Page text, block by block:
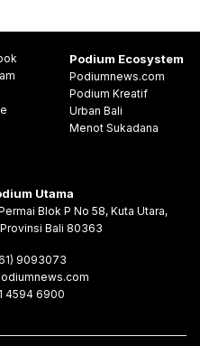
Podium Ecosystem
Podiumnews.com
Podium Kreatif
Urban Bali
Menot Sukadana
Utama
Blok P No 58, Kuta Utara,
Bali 80363
9093073
4594 6900